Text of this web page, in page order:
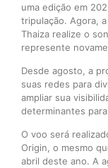
uma edição em
tripulação. Agora,
Thaiza realize o
represente
Desde agosto, a
suas redes para
ampliar sua
determinantes
O voo será
Origin, o mesmo
abril deste ano. A